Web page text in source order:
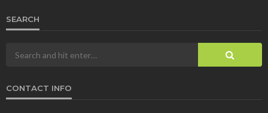
SEARCH
CONTACT INFO